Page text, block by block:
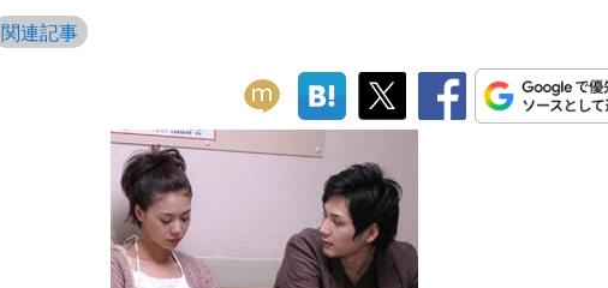
関連記事